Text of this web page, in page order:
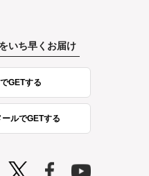
いち早くお届け
GETする
ルでGETする